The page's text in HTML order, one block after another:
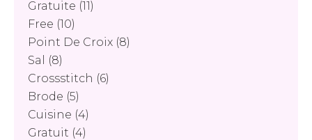
Gratuite (11)
Free (10)
Point De Croix (8)
Sal
(8)
Crossstitch (6)
Brode (5)
Cuisine (4)
Gratuit (4)